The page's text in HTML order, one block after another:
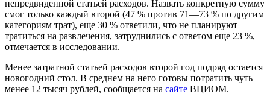
непредвиденной статьей расходов. Назвать конкретную сумму
смог только каждый второй (47 % против 71—73 % по другим
категориям трат), еще 30 % ответили, что не планируют
тратиться на развлечения, затруднились с ответом еще 23 %,
отмечается в исследовании.
Менее затратной статьей расходов второй год подряд остается
новогодний стол. В среднем на него готовы потратить чуть
менее 12 тысяч рублей, сообщается на сайте ВЦИОМ.